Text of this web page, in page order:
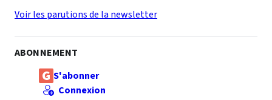
Voir les parutions de la newsletter
ABONNEMENT
S'abonner
Connexion